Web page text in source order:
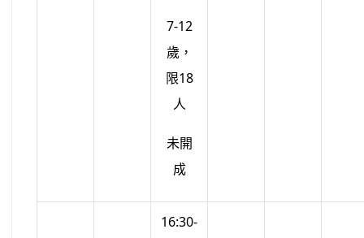
7-12
歲，
限18
人
未開
成
16:30-